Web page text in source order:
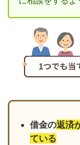
借金の返済
ている